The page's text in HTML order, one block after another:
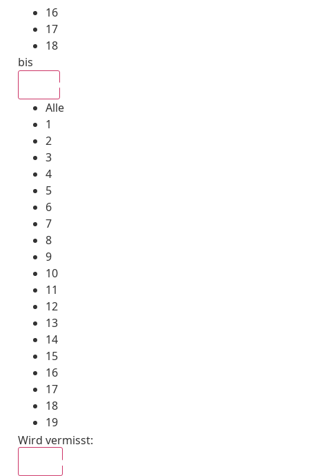
16
17
18
bis
Alle
1
2
3
4
5
6
7
8
9
10
11
12
13
14
15
16
17
18
19
Wird vermisst: